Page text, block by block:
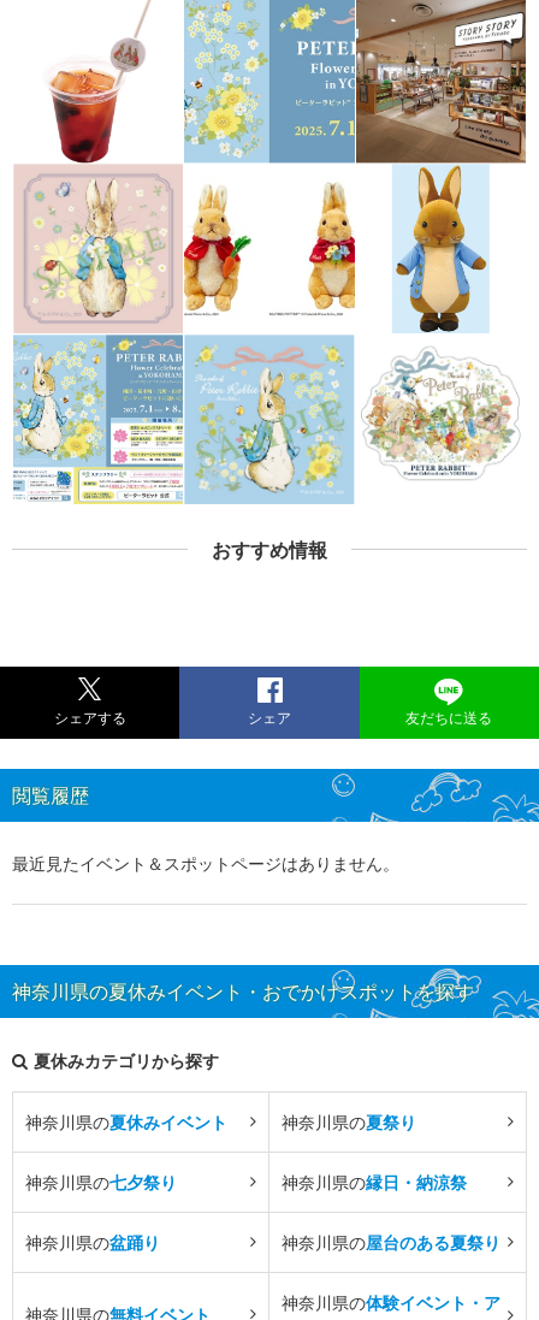
おすすめ情報
シェアする シェア 友だちに送る
閲覧履歴
最近見たイベント＆スポットページはありません。
神奈川県の夏休みイベント・おでかけスポットを探す
夏休みカテゴリから探す
神奈川県の夏休みイベント 神奈川県の夏祭り
神奈川県の七夕祭り 神奈川県の縁日・納涼祭
神奈川県の盆踊り 神奈川県の屋台のある夏祭り
神奈川県の無料イベント
神奈川県の体験イベント・ア